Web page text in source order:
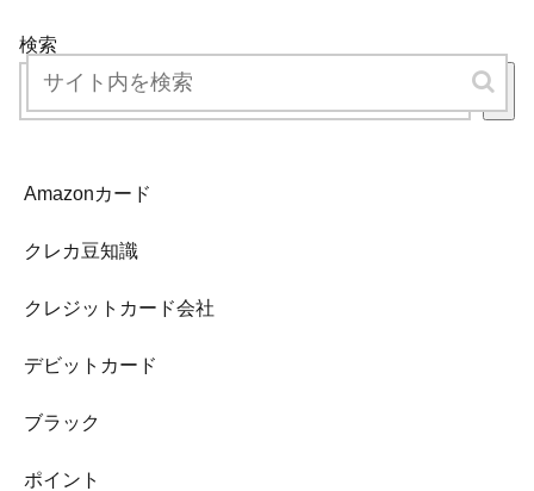
検索
検
Amazonカード
クレカ豆知識
クレジットカード会社
デビットカード
ブラック
ポイント